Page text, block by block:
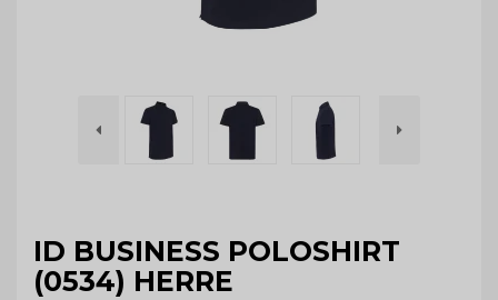
ID BUSINESS POLOSHIRT
(0534) HERRE